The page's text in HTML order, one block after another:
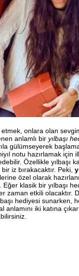
onlara olan
anlamlı bir yılbaşı
gülümseyerek
notu hazırlamak
Özellikle
iz bırakacaktır. Peki,
özel olarak
klasik bir yılbaşı
zaman etkili olacaktır.
hediyesi
anlamını iki katına